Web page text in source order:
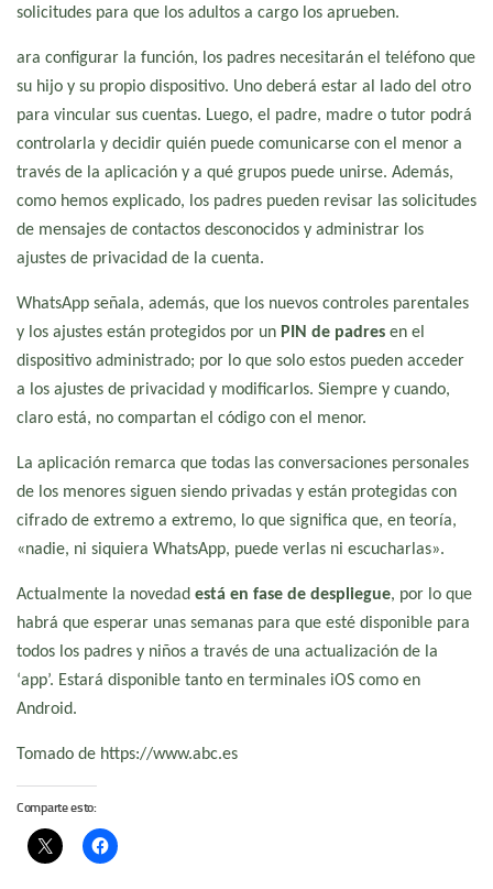
solicitudes para que los adultos a cargo los aprueben.
ara configurar la función, los padres necesitarán el teléfono que
su hijo y su propio dispositivo. Uno deberá estar al lado del otro
para vincular sus cuentas. Luego, el padre, madre o tutor podrá
controlarla y decidir quién puede comunicarse con el menor a
través de la aplicación y a qué grupos puede unirse. Además,
como hemos explicado, los padres pueden revisar las solicitudes
de mensajes de contactos desconocidos y administrar los
ajustes de privacidad de la cuenta.
WhatsApp señala, además, que los nuevos controles parentales
y los ajustes están protegidos por un PIN de padres en el
dispositivo administrado; por lo que solo estos pueden acceder
a los ajustes de privacidad y modificarlos. Siempre y cuando,
claro está, no compartan el código con el menor.
La aplicación remarca que todas las conversaciones personales
de los menores siguen siendo privadas y están protegidas con
cifrado de extremo a extremo, lo que significa que, en teoría,
«nadie, ni siquiera WhatsApp, puede verlas ni escucharlas».
Actualmente la novedad está en fase de despliegue, por lo que
habrá que esperar unas semanas para que esté disponible para
todos los padres y niños a través de una actualización de la
‘app’. Estará disponible tanto en terminales iOS como en
Android.
Tomado de https://www.abc.es
Comparte esto: